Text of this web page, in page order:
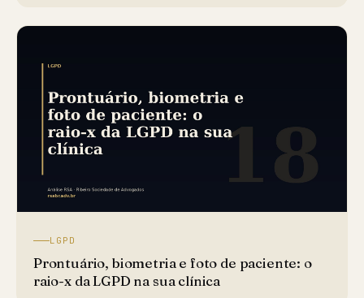
LGPD
Prontuário, biometria e foto de paciente: o
raio-x da LGPD na sua clínica